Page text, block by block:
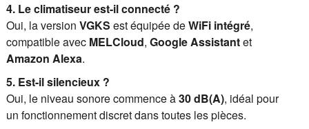
4. Le climatiseur est-il connecté ?
Oui, la version VGKS est équipée deWiFi intégré,
compatible avec MELCloud, Google Assistantet
Amazon Alexa.
5. Est-il silencieux ?
Oui, le niveau sonore commence à30 dB(A), idéal pour
un fonctionnement discret dans toutes les pièces.